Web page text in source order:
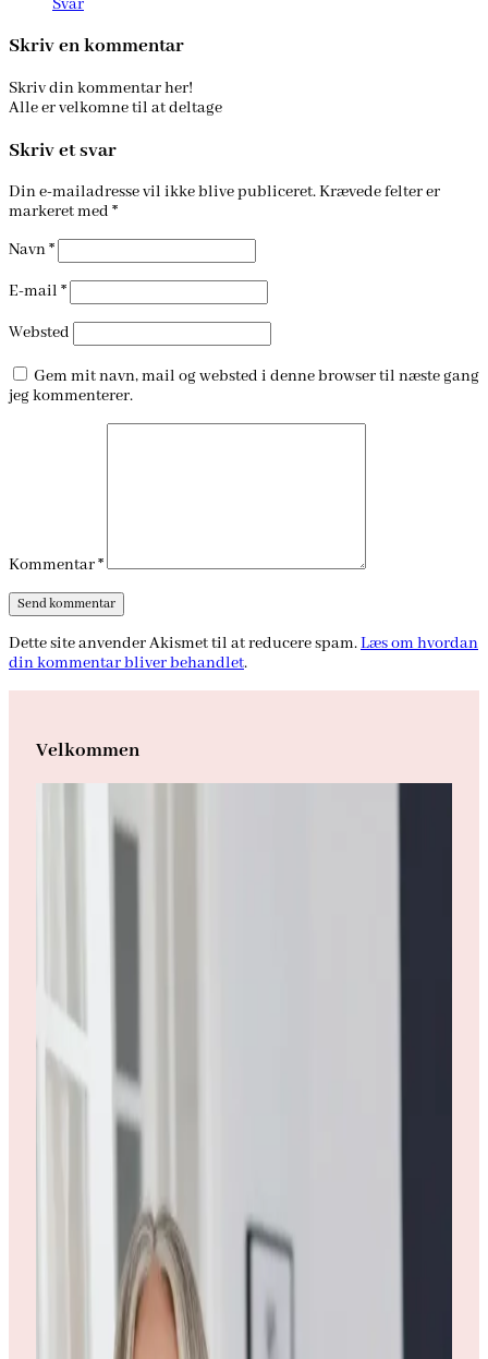
Skriv en kommentar
Skriv din kommentar her!
Alle er velkomne til at deltage
Skriv et svar
Din e-mailadresse vil ikke blive publiceret.Krævede felter er
markeret med *
Navn*
E-mail *
Websted
Gem mit navn, mail og websted i denne browser til næste gang
jeg kommenterer.
Kommentar*
Dette site anvender Akismet til at reducere spam.Læs om hvordan
din kommentar bliver behandlet.
Velkommen